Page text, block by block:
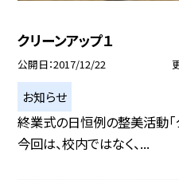
クリーンアップ１
公開日 2017/12/22
お知らせ
終業式の日恒例の整美活動「
今回は、校内ではなく、...